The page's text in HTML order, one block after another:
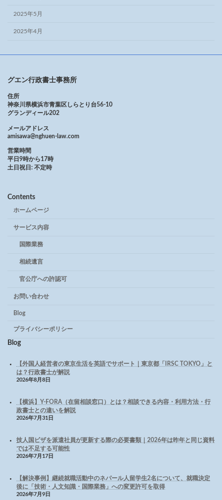
2025年5月
2025年4月
グエン行政書士事務所
住所
神奈川県横浜市青葉区しらとり台56-10
グランディール202
メールアドレス
amisawa@nghuen-law.com
営業時間
平日9時から17時
土日祝日: 不定時
Contents
ホームページ
サービス内容
国際業務
相続遺言
官公庁への許認可
お問い合わせ
Blog
プライバシーポリシー
Blog
【外国人経営者の東京生活を英語でサポート｜東京都「IRSC TOKYO」と
は？行政書士が解説
2026年8月8日
【横浜】Y-FORA（在留相談窓口）とは？相談できる内容・利用方法・行
政書士との違いを解説
2026年7月31日
技人国ビザを派遣社員が更新する際の必要書類｜2026年は昨年と同じ資料
では不足する可能性
2026年7月17日
【解決事例】継続就職活動中のネパール人留学生2名について、就職決定
後に「技術・人文知識・国際業務」への変更許可を取得
2026年7月9日